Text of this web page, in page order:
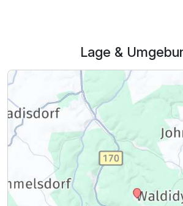
Lage &